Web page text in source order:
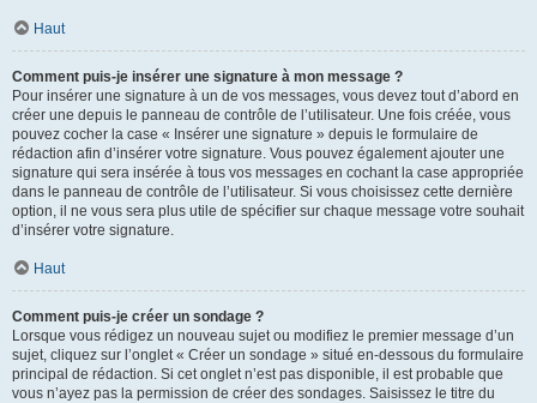
Haut
Comment puis-je insérer une signature à mon message ?
Pour insérer une signature à un de vos messages, vous devez tout d’abord en
créer une depuis le panneau de contrôle de l’utilisateur. Une fois créée, vous
pouvez cocher la case « Insérer une signature » depuis le formulaire de
rédaction afin d’insérer votre signature. Vous pouvez également ajouter une
signature qui sera insérée à tous vos messages en cochant la case appropriée
dans le panneau de contrôle de l’utilisateur. Si vous choisissez cette dernière
option, il ne vous sera plus utile de spécifier sur chaque message votre souhait
d’insérer votre signature.
Haut
Comment puis-je créer un sondage ?
Lorsque vous rédigez un nouveau sujet ou modifiez le premier message d’un
sujet, cliquez sur l’onglet « Créer un sondage » situé en-dessous du formulaire
principal de rédaction. Si cet onglet n’est pas disponible, il est probable que
vous n’ayez pas la permission de créer des sondages. Saisissez le titre du